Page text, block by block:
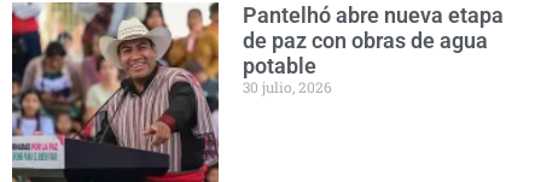
Pantelhó abre nueva etapa
de paz con obras de agua
potable
30 julio, 2026